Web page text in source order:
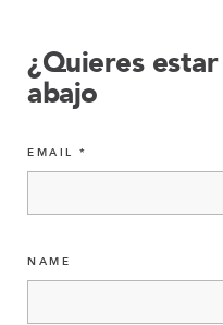
¿Quieres
abajo
EMAIL
NAME